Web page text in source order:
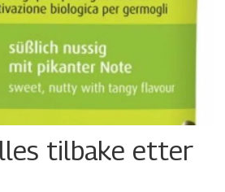
tilbake etter